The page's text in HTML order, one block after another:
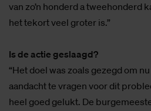
van zo’n honderd a tweehonderd
het tekort veel groter is.”
Is de actie geslaagd?
“Het doel was zoals gezegd om
aandacht te vragen voor dit
heel goed gelukt. De